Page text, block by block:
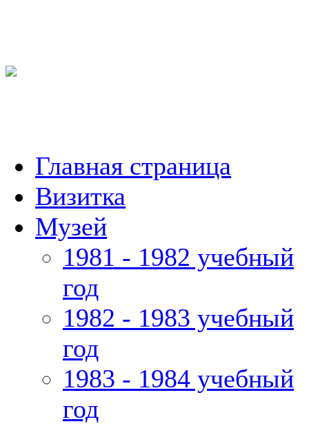
Главная страница
Визитка
Музей
1981 - 1982 учебный
год
1982 - 1983 учебный
год
1983 - 1984 учебный
год